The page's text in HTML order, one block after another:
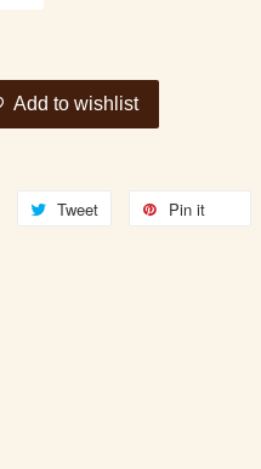
Add to wishlist
Tweet Pin it